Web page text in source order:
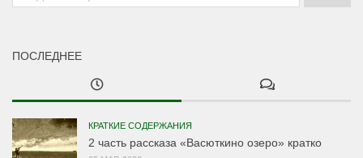
ПОСЛЕДНЕЕ
КРАТКИЕ СОДЕРЖАНИЯ
2 часть рассказа «Васюткино озеро» кратко